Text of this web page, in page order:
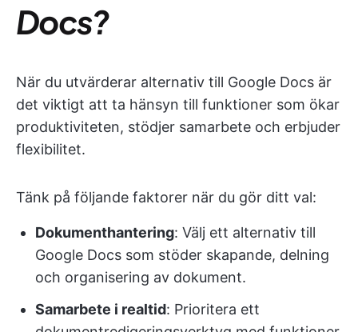
Docs?
När du utvärderar alternativ till Google Docs är
det viktigt att ta hänsyn till funktioner som ökar
produktiviteten, stödjer samarbete och erbjuder
flexibilitet.
Tänk på följande faktorer när du gör ditt val:
Dokumenthantering: Välj ett alternativ till
Google Docs som stöder skapande, delning
och organisering av dokument.
Samarbete i realtid: Prioritera ett